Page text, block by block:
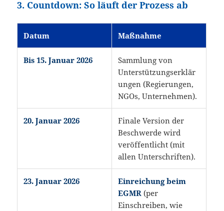
3. Countdown: So läuft der Prozess ab
Datum Maßnahme
Bis 15. Januar 2026
Sammlung von
Unterstützungserklär
ungen (Regierungen,
NGOs, Unternehmen).
20. Januar 2026
Finale Version der
Beschwerde wird
veröffentlicht (mit
allen Unterschriften).
23. Januar 2026
Einreichung beim
EGMR (per
Einschreiben, wie